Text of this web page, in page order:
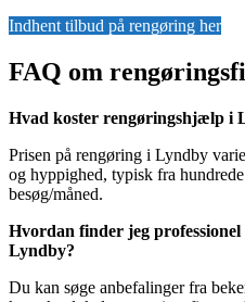
Indhent tilbud på rengøring her
FAQ om
Hvad koster rengøringshjælp i
Prisen på rengøring i Lyndby
og hyppighed, typisk fra
besøg/måned.
Hvordan finder jeg
Lyndby?
Du kan søge anbefalinger fra